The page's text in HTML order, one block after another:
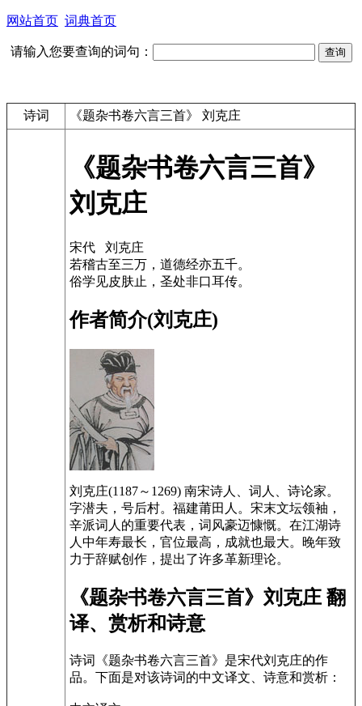
网站首页 词典首页
请输入您要查询的词句：
诗词 《题杂书卷六言三首》 刘克庄
《题杂书卷六言三首》
刘克庄
宋代 刘克庄
若稽古至三万，道德经亦五千。
俗学见皮肤止，圣处非口耳传。
作者简介(刘克庄)
刘克庄(1187～1269) 南宋诗人、词人、诗论家。
字潜夫，号后村。福建莆田人。宋末文坛领袖，
辛派词人的重要代表，词风豪迈慷慨。在江湖诗
人中年寿最长，官位最高，成就也最大。晚年致
力于辞赋创作，提出了许多革新理论。
《题杂书卷六言三首》刘克庄 翻
译、赏析和诗意
诗词《题杂书卷六言三首》是宋代刘克庄的作
品。下面是对该诗词的中文译文、诗意和赏析：